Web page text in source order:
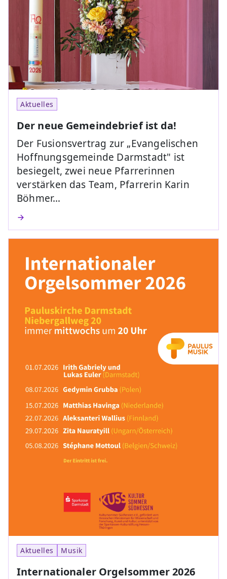
Aktuelles
Der neue Gemeindebrief ist da!
Der Fusionsvertrag zur „Evangelischen
Hoffnungsgemeinde Darmstadt" ist
besiegelt, zwei neue Pfarrerinnen
verstärken das Team, Pfarrerin Karin
Böhmer…
Aktuelles Musik
Internationaler Orgelsommer 2026